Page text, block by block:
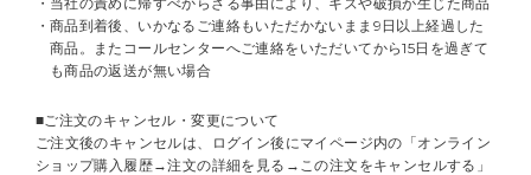
商品到着後、いかなるご連絡もいただかないまま9日以上経過した
商品。またコールセンターへご連絡をいただいてから15日を過ぎて
も商品の返送が無い場合
■ご注文のキャンセル・変更について
ご注文後のキャンセルは、ログイン後にマイページ内の「オンライン
ショップ購入履歴→注文の詳細を見る→この注文をキャンセルする」